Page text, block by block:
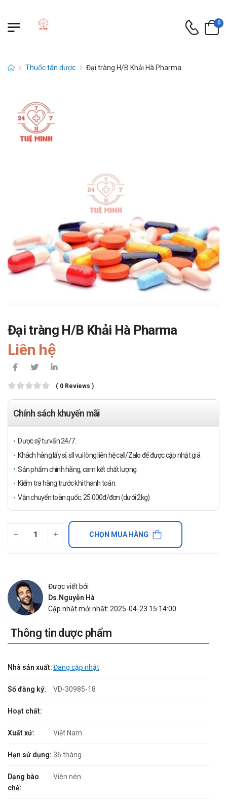
0
Thuốc tân dược Đại tràng H/B Khải Hà Pharma
Đại tràng H/B Khải Hà Pharma
Liên hệ
( 0 Reviews )
Chính sách khuyến mãi
Dược sỹ tư vấn 24/7.
Khách hàng lấy sỉ, sll vui lòng liên hệ call/Zalo để được cập nhật giá
Sản phẩm chính hãng, cam kết chất lượng.
Kiểm tra hàng trước khi thanh toán.
Vận chuyển toàn quốc: 25.000đ/đơn (dưới 2kg)
CHỌN MUA HÀNG
Được viết bởi
Ds.Nguyễn Hà
Cập nhật mới nhất: 2025-04-23 15:14:00
Thông tin dược phẩm
Nhà sản xuất:Đang cập nhật
Số đăng ký: VD-30985-18
Hoạt chất:
Xuất xứ: Việt Nam
Hạn sử dụng: 36 tháng
Dạng bào
chế:
Viên nén